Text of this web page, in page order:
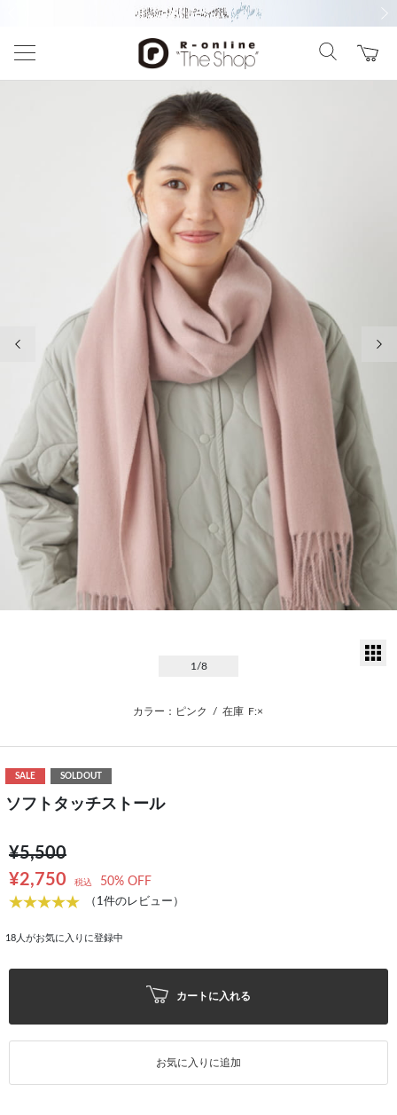
前の画像
1 /8
カラー：ピンク / 在庫 F:×
SALE SOLDOUT
ソフトタッチストール
¥5,500
¥2,750
税込 50% OFF
（1件のレビュー）
18 人がお気に入りに登録中
カートに入れる
お気に入りに追加